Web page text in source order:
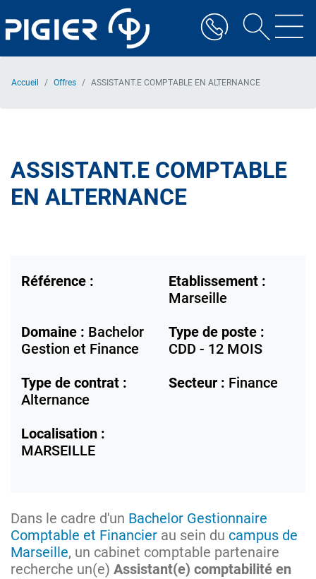
au
contenu
Accueil Offres ASSISTANT.E COMPTABLE EN ALTERNANCE
ASSISTANT.E COMPTABLE
EN ALTERNANCE
Référence :
Etablissement :
Marseille
Domaine : Bachelor
Gestion et Finance
Type de poste :
CDD - 12 MOIS
Type de contrat :
Alternance
Secteur : Finance
Localisation :
MARSEILLE
Dans le cadre d'un Bachelor Gestionnaire
Comptable et Financier au sein du campus de
Marseille, un cabinet comptable partenaire
recherche un(e) Assistant(e) comptabilité en